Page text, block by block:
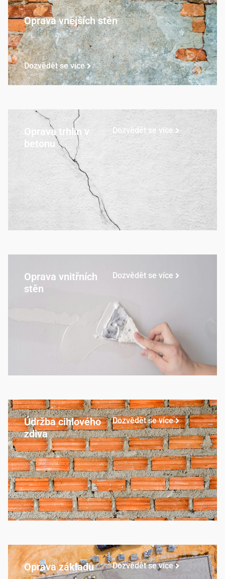
Oprava vnějších stěn
Dozvědět se více
Oprava trhlin v
betonu
Dozvědět se více
Oprava vnitřních
stěn
Dozvědět se více
Údržba cihlového
zdiva
Dozvědět se více
Oprava základů Dozvědět se více